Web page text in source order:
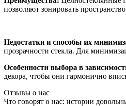
позволяют зонировать
Недостатки и способы их
прозрачности стекла. Для
Особенности выбора в
декора, чтобы они гармонично
Отзывы о нас
Что говорят о нас: истории